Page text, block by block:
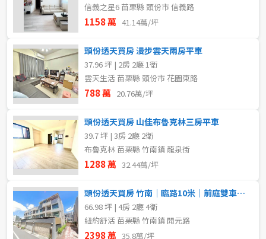
信義之星6 苗栗縣 頭份市 信義路
1158 萬 41.14萬/坪
頭份透天買房 漫步雲天兩房平車
37.96 坪 | 2房 2廳 1衛
雲天生活 苗栗縣 頭份市 花園東路
788 萬 20.76萬/坪
頭份透天買房 山佳布魯克林三房平車
39.7 坪 | 3房 2廳 2衛
布魯克林 苗栗縣 竹南鎮 龍泉街
1288 萬 32.44萬/坪
頭份透天買房 竹南｜臨路10米｜前庭雙車美墅
66.98 坪 | 4房 2廳 4衛
紐約舒活 苗栗縣 竹南鎮 開元路
2398 萬 35.8萬/坪